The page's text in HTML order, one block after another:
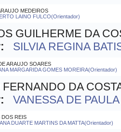
MEDEIROS
LAINO FULCO(Orientador)
GUILHERME DA
SILVIA REGINA
ARAUJO SOARES
MARGARIDA GOMES MOREIRA(Orientador)
FERNANDO DA
VANESSA DE
DOS REIS
DUARTE MARTINS DA MATTA(Orientador)